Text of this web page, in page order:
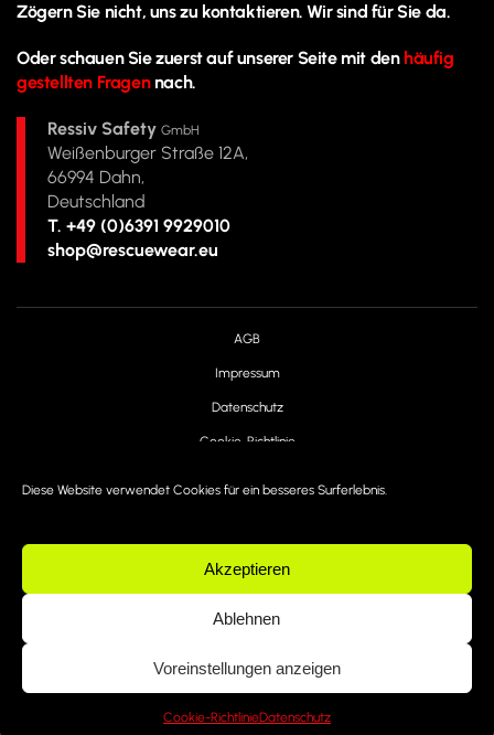
Diese Website verwendet Cookies für ein besseres Surferlebnis.
Akzeptieren
Ablehnen
Voreinstellungen anzeigen
Cookie-RichtlinieDatenschutz
Zögern Sie nicht, uns zu kontaktieren. Wir sind für Sie da.
Oder schauen Sie zuerst auf unserer Seite mit den häufig
gestellten Fragennach.
Ressiv Safety GmbH
Weißenburger Straße 12A,
66994 Dahn,
Deutschland
T. +49 (0)6391 9929010
shop@rescuewear.eu
AGB
Impressum
Datenschutz
Cookie-Richtlinie
created byeXponent